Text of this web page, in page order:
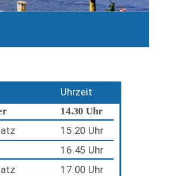
Uhrzeit
14.30 Uhr
15.20 Uhr
16.45 Uhr
17.00 Uhr